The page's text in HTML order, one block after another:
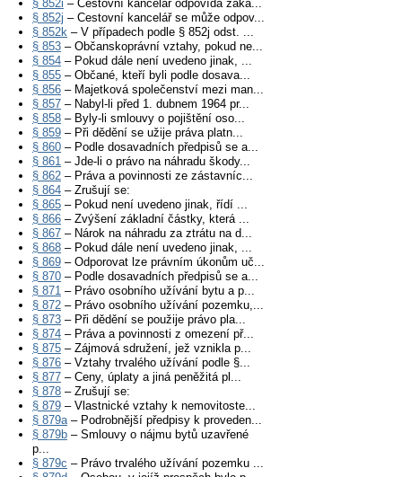
§ 852i – Cestovní kancelář odpovídá záka...
§ 852j – Cestovní kancelář se může odpov...
§ 852k – V případech podle § 852j odst. ...
§ 853 – Občanskoprávní vztahy, pokud ne...
§ 854 – Pokud dále není uvedeno jinak, ...
§ 855 – Občané, kteří byli podle dosava...
§ 856 – Majetková společenství mezi man...
§ 857 – Nabyl-li před 1. dubnem 1964 pr...
§ 858 – Byly-li smlouvy o pojištění oso...
§ 859 – Při dědění se užije práva platn...
§ 860 – Podle dosavadních předpisů se a...
§ 861 – Jde-li o právo na náhradu škody...
§ 862 – Práva a povinnosti ze zástavníc...
§ 864 – Zrušují se:
§ 865 – Pokud není uvedeno jinak, řídí ...
§ 866 – Zvýšení základní částky, která ...
§ 867 – Nárok na náhradu za ztrátu na d...
§ 868 – Pokud dále není uvedeno jinak, ...
§ 869 – Odporovat lze právním úkonům uč...
§ 870 – Podle dosavadních předpisů se a...
§ 871 – Právo osobního užívání bytu a p...
§ 872 – Právo osobního užívání pozemku,...
§ 873 – Při dědění se použije právo pla...
§ 874 – Práva a povinnosti z omezení př...
§ 875 – Zájmová sdružení, jež vznikla p...
§ 876 – Vztahy trvalého užívání podle §...
§ 877 – Ceny, úplaty a jiná peněžitá pl...
§ 878 – Zrušují se:
§ 879 – Vlastnické vztahy k nemovitoste...
§ 879a– Podrobnější předpisy k proveden...
§ 879b – Smlouvy o nájmu bytů uzavřené
p...
§ 879c – Právo trvalého užívání pozemku ...